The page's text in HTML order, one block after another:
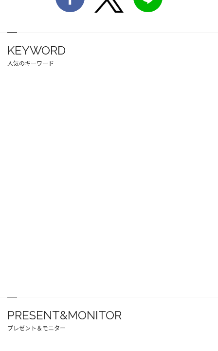
KEYWORD
人気のキーワード
PRESENT&MONITOR
プレゼント＆モニター